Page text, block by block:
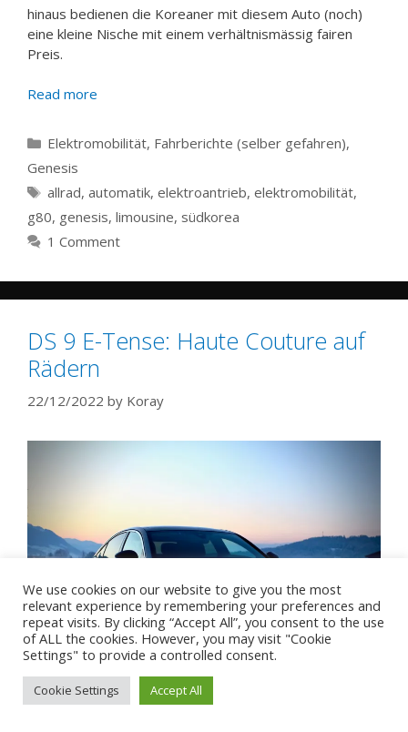
hinaus bedienen die Koreaner mit diesem Auto (noch)
eine kleine Nische mit einem verhältnismässig fairen
Preis.
Read more
Categories
Elektromobilität, Fahrberichte (selber gefahren),
Genesis
Tags
allrad, automatik, elektroantrieb, elektromobilität,
g80, genesis, limousine, südkorea
1 Comment
DS 9 E-Tense: Haute Couture auf
Rädern
22/12/2022 by Koray
We use cookies on our website to give you the most
relevant experience by remembering your preferences and
repeat visits. By clicking “Accept All”, you consent to the use
of ALL the cookies. However, you may visit "Cookie
Settings" to provide a controlled consent.
Cookie Settings Accept All